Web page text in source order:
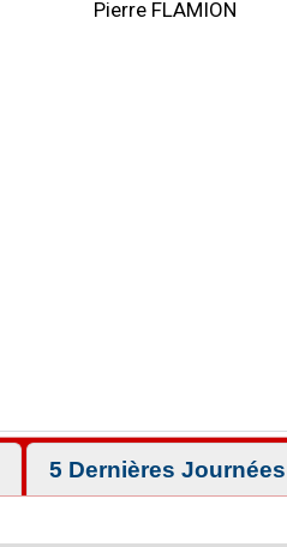
Pierre FLAMION
5 Dernières Journées